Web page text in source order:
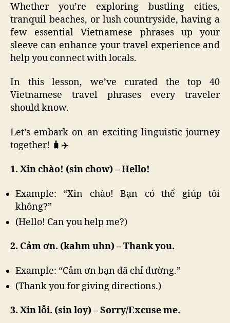
Whether you’re exploring bustling cities,
tranquil beaches, or lush countryside, having a
few essential Vietnamese phrases up your
sleeve can enhance your travel experience and
help you connect with locals.
In this lesson, we’ve curated the top 40
Vietnamese travel phrases every traveler
should know.
Let’s embark on an exciting linguistic journey
together! 🧳✈️
1. Xin chào! (sin chow) – Hello!
Example: “Xin chào! Bạn có thể giúp tôi
không?”
(Hello! Can you help me?)
2. Cảm ơn. (kahm uhn) – Thank you.
Example: “Cảm ơn bạn đã chỉ đường.”
(Thank you for giving directions.)
3. Xin lỗi. (sin loy) – Sorry/Excuse me.